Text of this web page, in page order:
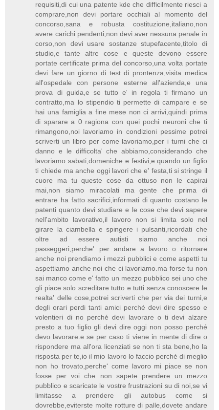
requisiti,di cui una patente kde che difficilmente riesci a
comprare,non devi portare occhiali al momento del
concorso,sana e robusta costituzione,italiano,non
avere carichi pendenti,non devi aver nessuna penale in
corso,non devi usare sostanze stupefacente,titolo di
studio,e tante altre cose e queste devono essere
portate certificate prima del concorso,una volta portate
devi fare un giorno di test di prontenza,visita medica
all'ospedale con persone esterne all'azienda,e una
prova di guida,e se tutto e' in regola ti firmano un
contratto,ma lo stipendio ti permette di campare e se
hai una famiglia a fine mese non ci arrivi,quindi prima
di sparare a 0 ragiona con quei pochi neuroni che ti
rimangono,noi lavoriamo in condizioni pessime potrei
scriverti un libro per come lavoriamo,per i turni che ci
danno e le difficolta' che abbiamo,considerando che
lavoriamo sabati,domeniche e festivi,e quando un figlio
ti chiede ma anche oggi lavori che e' festa,ti si stringe il
cuore ma tu queste cose da ottuso non le capirai
mai,non siamo miracolati ma gente che prima di
entrare ha fatto sacrifici,informati di quanto costano le
patenti quanto devi studiare e le cose che devi sapere
nell'ambito lavorativo,il lavoro non si limita solo nel
girare la ciambella e spingere i pulsanti,ricordati che
oltre ad essere autisti siamo anche noi
passeggeri,perche' per andare a lavoro o ritornare
anche noi prendiamo i mezzi pubblici e come aspetti tu
aspettiamo anche noi che ci lavoriamo.ma forse tu non
sai manco come e' fatto un mezzo pubblico sei uno che
gli piace solo screditare tutto e tutti senza conoscere le
realta' delle cose,potrei scriverti che per via dei turni,e
degli orari perdi tanti amici perché devi dire spesso e
volentieri di no perché devi lavorare o ti devi alzare
presto a tuo figlio gli devi dire oggi non posso perché
devo lavorare.e se per caso ti viene in mente di dire o
rispondere ma all'ora licenziati se non ti sta bene,ho la
risposta per te,io il mio lavoro lo faccio perché di meglio
non ho trovato,perche' come lavoro mi piace se non
fosse per voi che non sapete prendere un mezzo
pubblico e scaricate le vostre frustrazioni su di noi,se vi
limitasse a prendere gli autobus come si
dovrebbe,eviterste molte rotture di palle,dovete andare